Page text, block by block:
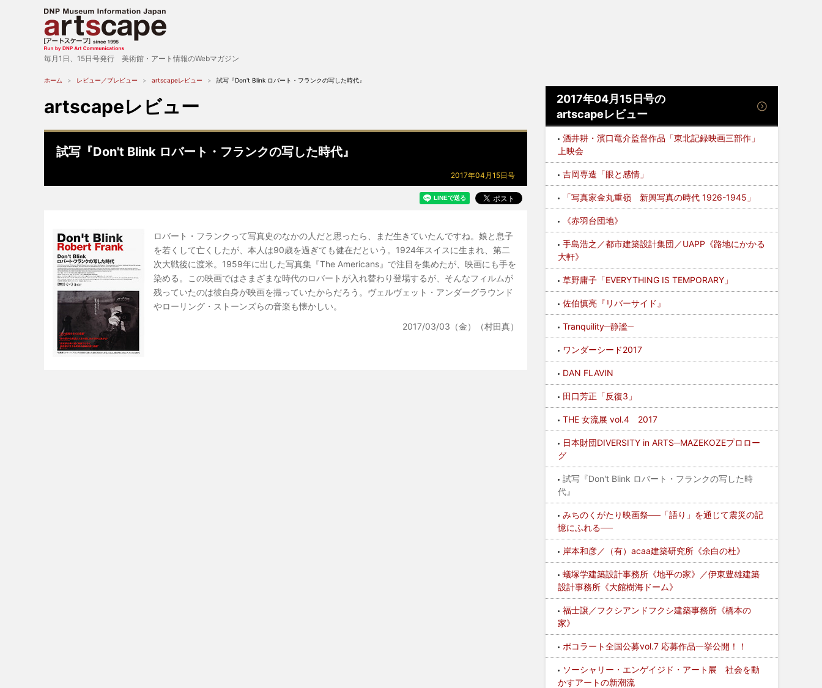
ホーム レビュー／プレビュー artscapeレビュー 試写『Don't Blink ロバート・フランクの写した時代』
artscapeレビュー
試写『Don't Blink ロバート・フランクの写した時代』
2017年04月15日号
ロバート・フランクって写真史のなかの人だと思ったら、まだ生きていたんですね。娘と息子
を若くして亡くしたが、本人は90歳を過ぎても健在だという。1924年スイスに生まれ、第二
次大戦後に渡米。1959年に出した写真集『The Americans』で注目を集めたが、映画にも手を
染める。この映画ではさまざまな時代のロバートが入れ替わり登場するが、そんなフィルムが
残っていたのは彼自身が映画を撮っていたからだろう。ヴェルヴェット・アンダーグラウンド
やローリング・ストーンズらの音楽も懐かしい。
2017/03/03（金）（村田真）
2017年04月15日号の
artscapeレビュー
酒井耕・濱口竜介監督作品「東北記録映画三部作」
上映会
吉岡専造「眼と感情」
「写真家金丸重嶺 新興写真の時代 1926-1945」
《赤羽台団地》
手島浩之／都市建築設計集団／UAPP《路地にかかる
大軒》
草野庸子「EVERYTHING IS TEMPORARY」
佐伯慎亮『リバーサイド』
Tranquility─静謐─
ワンダーシード2017
DAN FLAVIN
田口芳正「反復3」
THE 女流展 vol.4 2017
日本財団DIVERSITY in ARTS─MAZEKOZEプロロー
グ
試写『Don't Blink ロバート・フランクの写した時
代』
みちのくがたり映画祭──「語り」を通じて震災の記
憶にふれる──
岸本和彦／（有）acaa建築研究所《余白の杜》
蟻塚学建築設計事務所《地平の家》／伊東豊雄建築
設計事務所《大館樹海ドーム》
福士譲／フクシアンドフクシ建築事務所《橋本の
家》
ポコラート全国公募vol.7 応募作品一挙公開！！
ソーシャリー・エンゲイジド・アート展 社会を動
かすアートの新潮流
毎月1日、15日号発行 美術館・アート情報のWebマガジン